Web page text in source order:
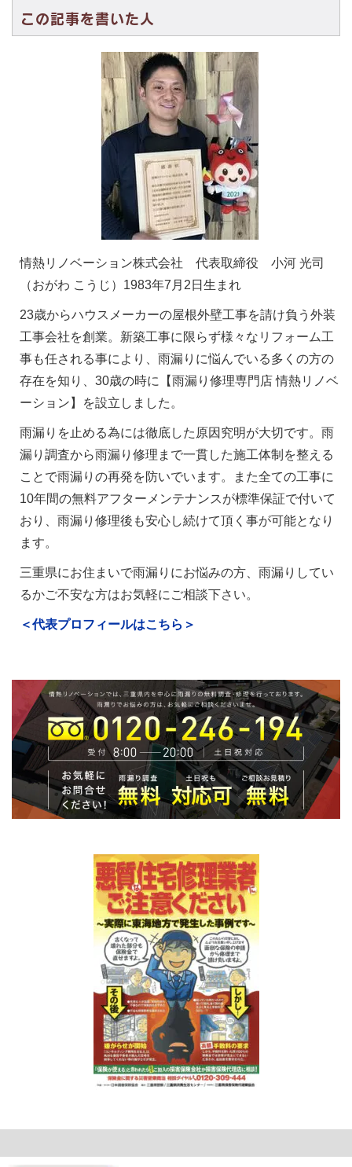
この記事を書いた人
情熱リノベーション株式会社 代表取締役 小河 光司
（おがわ こうじ）1983年7月2日生まれ
23歳からハウスメーカーの屋根外壁工事を請け負う外装
工事会社を創業。新築工事に限らず様々なリフォーム工
事も任される事により、雨漏りに悩んでいる多くの方の
存在を知り、30歳の時に【雨漏り修理専門店 情熱リノベ
ーション】を設立しました。
雨漏りを止める為には徹底した原因究明が大切です。雨
漏り調査から雨漏り修理まで一貫した施工体制を整える
ことで雨漏りの再発を防いでいます。また全ての工事に
10年間の無料アフターメンテナンスが標準保証で付いて
おり、雨漏り修理後も安心し続けて頂く事が可能となり
ます。
三重県にお住まいで雨漏りにお悩みの方、雨漏りしてい
るかご不安な方はお気軽にご相談下さい。
＜代表プロフィールはこちら＞